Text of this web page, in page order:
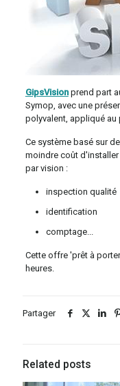
GipsVisionprend part
Symop, avec une
polyvalent, appliqué au
Ce système basé sur
moindre coût
par vision :
inspection qualité
identification
comptage...
Cette offre 'prêt à
heures.
Partager
Related posts